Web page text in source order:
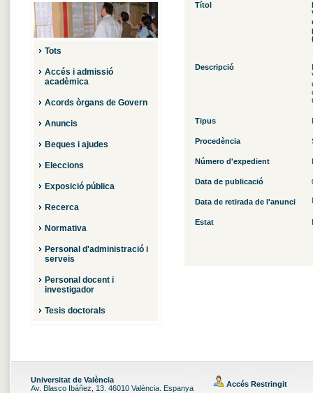
Tots
Accés i admissió
acadèmica
Acords òrgans de Govern
Anuncis
Beques i ajudes
Eleccions
Exposició pública
Recerca
Normativa
Personal d'administració i
serveis
Personal docent i
investigador
Tesis doctorals
Títol
Descripció
Tipus
Procedència
Número d'expedient
Data de publicació
Data de retirada de l'anunci
Estat
Universitat de València
Av. Blasco Ibáñez, 13. 46010 València. Espanya
Accés Restringit